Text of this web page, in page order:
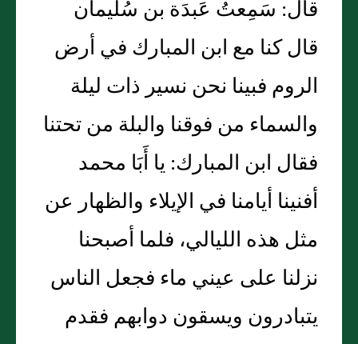
قال: سَمِعتُ عَبدَة بن سُليمان
قال كنا مع ابن المبارك في أرض
الروم فبينا نحن نسير ذات ليلة
والسماء من فوقنا والبلة من تحتنا
فقال ابن المبارك: يا أَبَا محمد
أفنينا أيامنا في الإيلاء والظهار عن
مثل هذه الليالي، فلما أصبحنا
نزلنا على عيني ماء فجعل الناس
يتبادرون ويسقون دوابهم فقدم